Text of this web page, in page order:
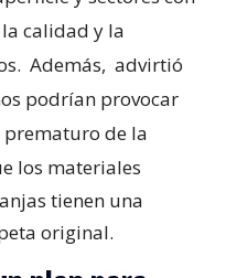
calidad y la
Además, advirtió
podrían provocar
de la
los materiales
tienen una
original.